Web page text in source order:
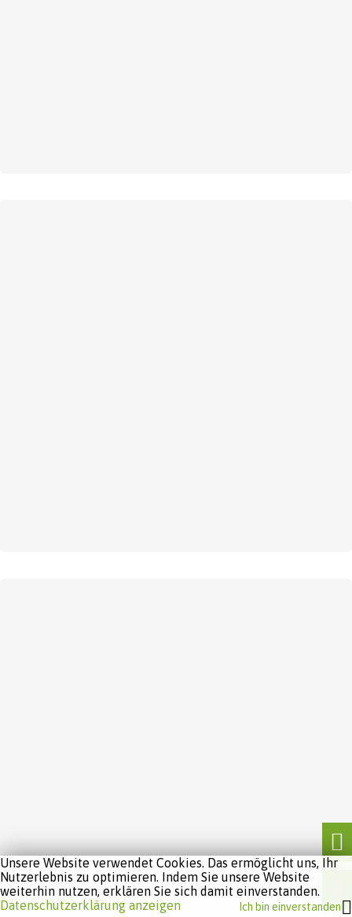
Software:
Unsere Website verwendet Cookies. Das ermöglicht uns, Ihr
Nutzerlebnis zu optimieren. Indem Sie unsere Website
weiterhin nutzen, erklären Sie sich damit einverstanden.
Datenschutzerklärung anzeigen
Ich bin einverstanden